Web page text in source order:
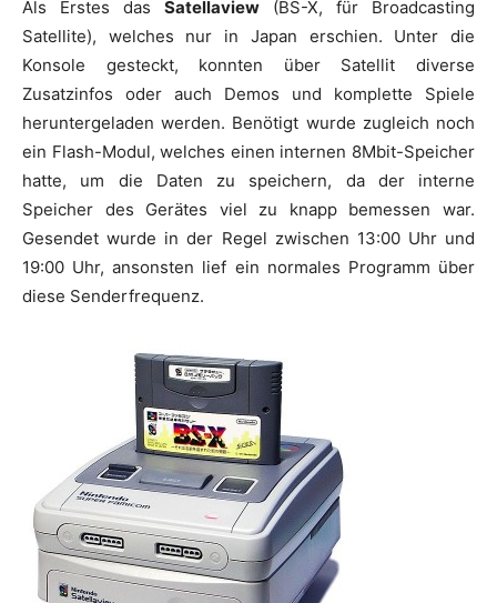
Als Erstes das Satellaview (BS-X, für Broadcasting
Satellite), welches nur in Japan erschien. Unter die
Konsole gesteckt, konnten über Satellit diverse
Zusatzinfos oder auch Demos und komplette Spiele
heruntergeladen werden. Benötigt wurde zugleich noch
ein Flash-Modul, welches einen internen 8Mbit-Speicher
hatte, um die Daten zu speichern, da der interne
Speicher des Gerätes viel zu knapp bemessen war.
Gesendet wurde in der Regel zwischen 13:00 Uhr und
19:00 Uhr, ansonsten lief ein normales Programm über
diese Senderfrequenz.